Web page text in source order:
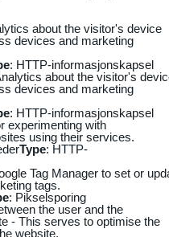
about the visitor's device
devices and marketing
: HTTP-informasjonskapsel
about the visitor's
devices and marketing
: HTTP-informasjonskapsel
experimenting with
using their services.
Type: HTTP-
Tag Manager to set or
tags.
: Pikselsporing
the user and the
- This serves to optimise the
website.